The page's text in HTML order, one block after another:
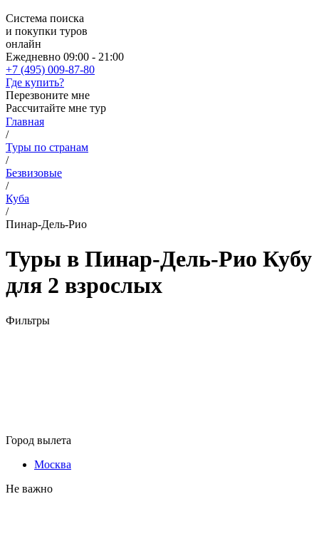
Система поиска
и покупки туров
онлайн
Ежедневно 09:00 - 21:00
+7 (495) 009-87-80
Где купить?
Перезвоните мне
Рассчитайте мне тур
Главная
/
Туры по странам
/
Безвизовые
/
Куба
/
Пинар-Дель-Рио
Туры в Пинар-Дель-Рио Кубу
для 2 взрослых
Фильтры
Город вылета
Москва
Не важно